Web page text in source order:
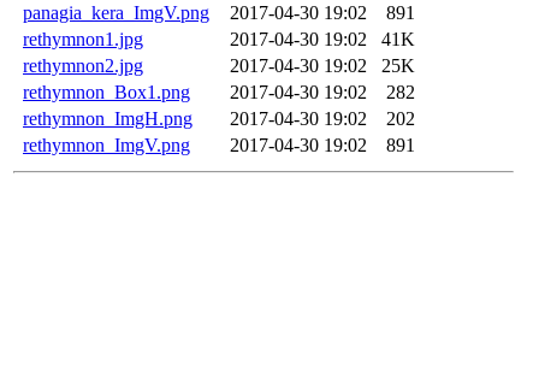
panagia_kera_ImgV.png
2017-04-30 19:02
891
rethymnon1.jpg
2017-04-30 19:02
41K
rethymnon2.jpg
2017-04-30 19:02
25K
rethymnon_Box1.png
2017-04-30 19:02
282
rethymnon_ImgH.png
2017-04-30 19:02
202
rethymnon_ImgV.png
2017-04-30 19:02 891